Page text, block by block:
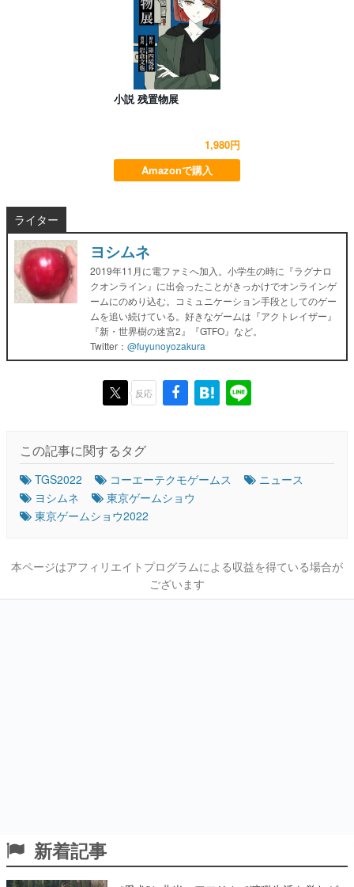
小説 残置物展
1,980円
Amazonで購入
ライター
ヨシムネ
2019年11月に電ファミへ加入。小学生の時に『ラグナロ
クオンライン』に出会ったことがきっかけでオンラインゲ
ームにのめり込む。コミュニケーション手段としてのゲー
ムを追い続けている。好きなゲームは『アクトレイザー』
『新・世界樹の迷宮2』『GTFO』など。
Twitter： @fuyunoyozakura
反応
この記事に関するタグ
TGS2022 コーエーテクモゲームス
ニュース
ヨシムネ
東京ゲームショウ
東京ゲームショウ2022
本ページはアフィリエイトプログラムによる収益を得ている場合が
ございます
新着記事